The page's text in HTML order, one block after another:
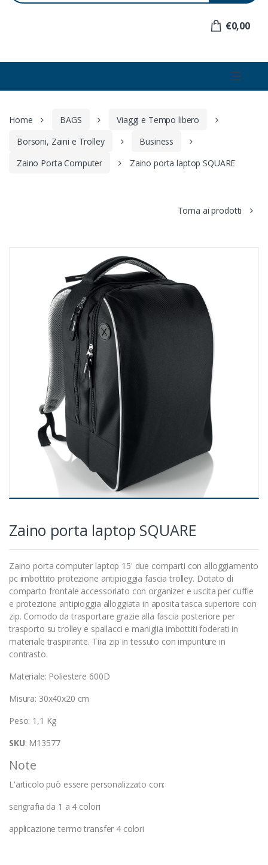
€0,00
☰
Home BAGS
Viaggi e Tempo libero
Borsoni, Zaini e Trolley
Business
Zaino Porta Computer
Zaino porta laptop SQUARE
Torna ai prodotti
Zaino porta laptop SQUARE
Zaino porta computer laptop 15' due comparti con alloggiamento
pc imbottito protezione antipioggia fascia trolley. Dotato di
comparto frontale accessoriato con organizer e uscita per cuffie
e protezione antipioggia alloggiata in aposita tasca superiore con
zip. Comodo da trasportare grazie alla fascia posteriore per
trasporto su trolley e spallacci e maniglia imbottiti foderati in
materiale traspirante. Tira zip in tessuto con impunture in
contrasto.
Materiale: Poliestere 600D
Misura: 30x40x20 cm
Peso: 1,1 Kg
SKU: M13577
Note
L'articolo può essere personalizzato con:
serigrafia da 1 a 4 colori
applicazione termo transfer 4 colori